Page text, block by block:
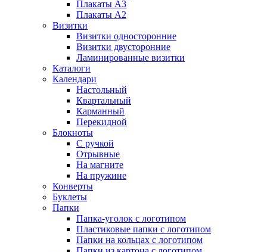
Плакаты А3
Плакаты А2
Визитки
Визитки односторонние
Визитки двусторонние
Ламинированные визитки
Каталоги
Календари
Настольный
Квартальный
Карманный
Перекидной
Блокноты
С ручкой
Отрывные
На магните
На пружине
Конверты
Буклеты
Папки
Папка-уголок с логотипом
Пластиковые папки с логотипом
Папки на кольцах с логотипом